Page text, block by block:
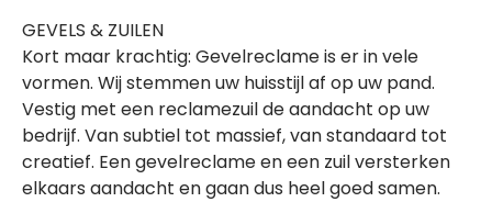
GEVELS & ZUILEN
Kort maar krachtig: Gevelreclame is er in vele
vormen. Wij stemmen uw huisstijl af op uw pand.
Vestig met een reclamezuil de aandacht op uw
bedrijf. Van subtiel tot massief, van standaard tot
creatief. Een gevelreclame en een zuil versterken
elkaars aandacht en gaan dus heel goed samen.